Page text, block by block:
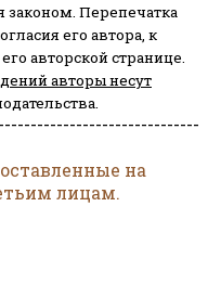
законом. Перепечатка
его автора, к
авторской странице.
авторы несут
на
лицам.